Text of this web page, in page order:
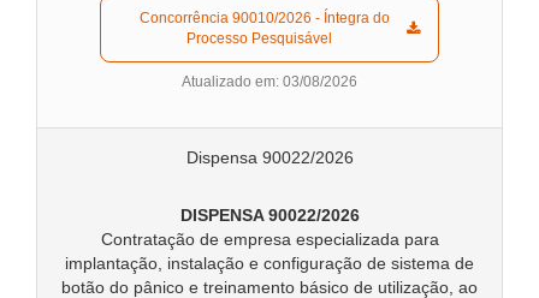
Processo Pesquisável
Atualizado em: 03/08/2026
Dispensa 90022/2026
DISPENSA 90022/2026
Contratação de empresa especializada para
implantação, instalação e configuração de sistema de
botão do pânico e treinamento básico de utilização, ao